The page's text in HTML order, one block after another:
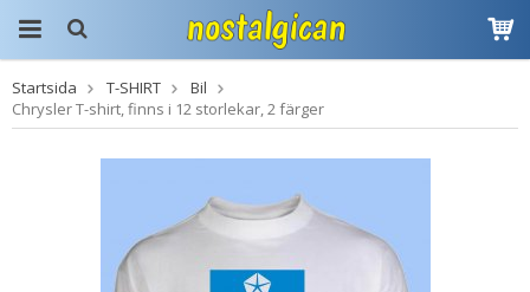
Produkten har blivit
tillagd i varukorgen
Startsida T-SHIRT
Bil
Chrysler T-shirt, finns i 12 storlekar, 2 färger